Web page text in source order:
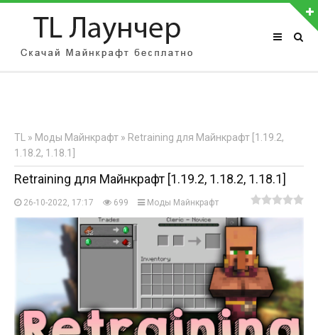
АВТОРИЗАЦИЯ НА САЙТЕ
Регистрация
TL » Моды Майнкрафт » Retraining для Майнкрафт [1.19.2,
1.18.2, 1.18.1]
Retraining для Майнкрафт [1.19.2, 1.18.2, 1.18.1]
26-10-2022, 17:17 699 Моды Майнкрафт